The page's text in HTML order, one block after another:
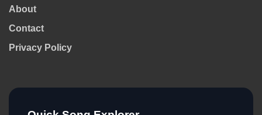
About
Contact
Privacy Policy